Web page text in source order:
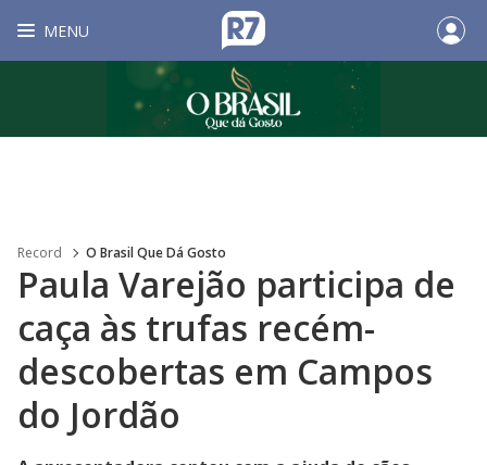
MENU
Record O Brasil Que Dá Gosto
Paula Varejão participa de
caça às trufas recém-
descobertas em Campos
do Jordão